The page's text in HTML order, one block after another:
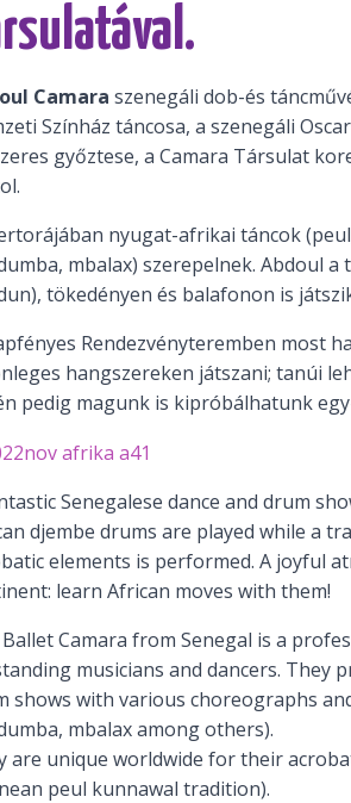
Camara szenegáli dob-és
Színház táncosa, a szenegáli
győztese, a Camara Társulat
nyugat-afrikai táncok
mbalax) szerepelnek. Abdoul
tökedényen és balafonon is
Rendezvényteremben most
hangszereken játszani; tanúi
pedig magunk is kipróbálhatunk
Senegalese dance and drum
djembe drums are played while a
elements is performed. A joyful
learn African moves with them!
Camara from Senegal is a
musicians and dancers. They
shows with various choreographs
mbalax among others).
are unique worldwide for their
peul kunnawal tradition).